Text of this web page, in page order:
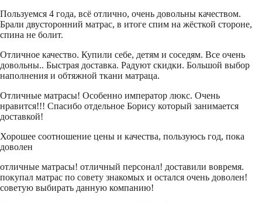
Пользуемся 4 года, всё отлично, очень довольны качеством.
Брали двусторонний матрас, в итоге спим на жёсткой стороне,
спина не болит.
Отличное качество. Купили себе, детям и соседям. Все очень
довольны.. Быстрая доставка. Радуют скидки. Большой выбор
наполнения и обтяжной ткани матраца.
Отличные матрасы! Особенно император люкс. Очень
нравится!!! Спасибо отдельное Борису который занимается
доставкой!
Хорошее соотношение цены и качества, пользуюсь год, пока
доволен
отличные матрасы! отличный персонал! доставили вовремя.
покупал матрас по совету знакомых и остался очень доволен!
советую выбирать данную компанию!